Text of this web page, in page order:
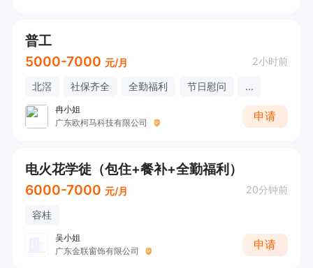
普工
5000-7000 元/月 2小时前
北滘 社保齐全 全勤福利 节日慰问 ...
冉小姐
广东欧柯马科技有限公司
申请
电火花学徒（包住+餐补+全勤福利）
6000-7000 元/月 20分钟前
容桂
吴小姐
广东金联窗饰有限公司
申请